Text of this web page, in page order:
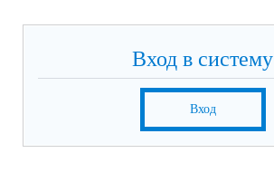
Вход в систему
Вход